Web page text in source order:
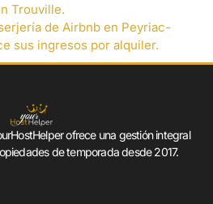
Trouville.
de Airbnb en Peyriac-
sus ingresos por alquiler.
ofrece una gestión integral
de temporada desde 2017.